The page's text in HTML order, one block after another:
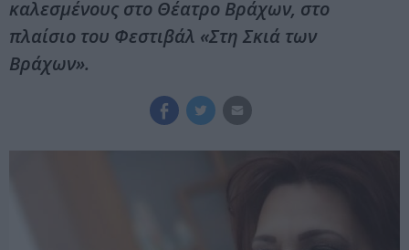
καλεσμένους στο Θέατρο Βράχων, στο
πλαίσιο του Φεστιβάλ «Στη Σκιά των
Βράχων».